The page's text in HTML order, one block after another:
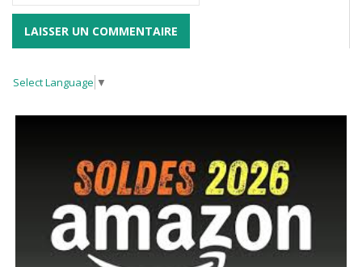
Select Language ▼